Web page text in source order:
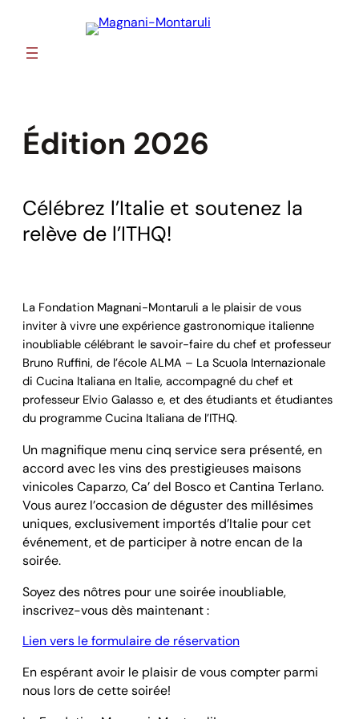
content
Édition 2026
Célébrez l’Italie et soutenez la
relève de l’ITHQ!
La Fondation Magnani-Montaruli a le plaisir de vous
inviter à vivre une expérience gastronomique italienne
inoubliable célébrant le savoir-faire du chef et professeur
Bruno Ruffini, de l’école ALMA – La Scuola Internazionale
di Cucina Italiana en Italie, accompagné du chef et
professeur Elvio Galasso e, et des étudiants et étudiantes
du programme Cucina Italiana de l’ITHQ.
Un magnifique menu cinq service sera présenté, en
accord avec les vins des prestigieuses maisons
vinicoles Caparzo, Ca’ del Bosco et Cantina Terlano.
Vous aurez l’occasion de déguster des millésimes
uniques, exclusivement importés d’Italie pour cet
événement, et de participer à notre encan de la
soirée.
Soyez des nôtres pour une soirée inoubliable,
inscrivez-vous dès maintenant :
Lien vers le formulaire de réservation
En espérant avoir le plaisir de vous compter parmi
nous lors de cette soirée!